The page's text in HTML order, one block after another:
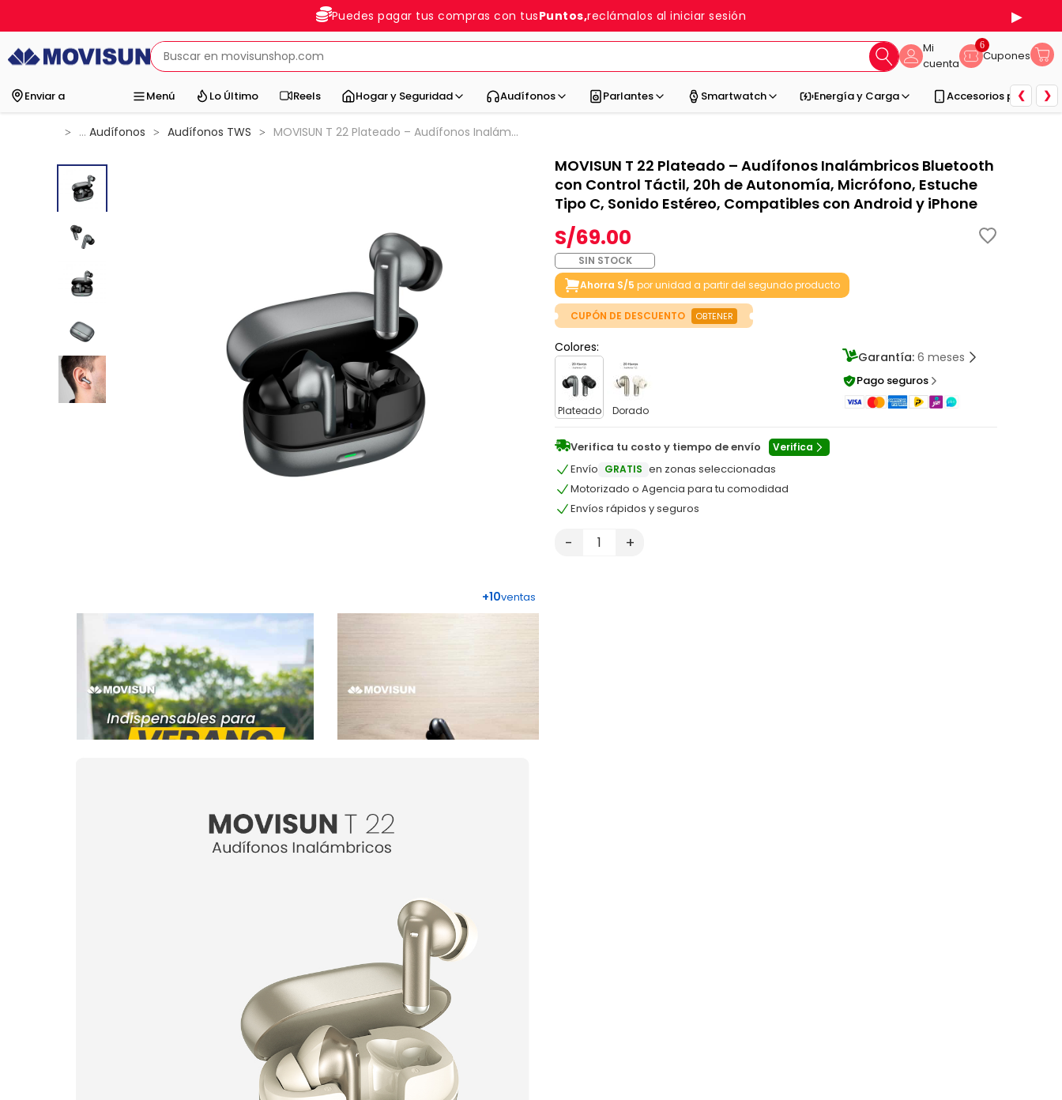
Puedes pagar tus compras con tusPuntos,reclámalos al iniciar sesión ▶
Mi
cuenta
Cupones
6
Enviar a Menú Lo Último Reels Hogar y Seguridad Audífonos Parlantes Smartwatch Energía y Carga Accesorios para
❮ ❯
> ... Audífonos > Audífonos TWS > MOVISUN T 22 Plateado – Audífonos Inalám...
+10ventas
▶
Demostrativo T 22 Unboxing T 22
MOVISUN T 22 Plateado – Audífonos Inalámbricos Bluetooth
con Control Táctil, 20h de Autonomía, Micrófono, Estuche
Tipo C, Sonido Estéreo, Compatibles con Android y iPhone
S/69.00
SIN STOCK
Ahorra S/5 por unidad a partir del segundo producto
CUPÓN DE DESCUENTO OBTENER
Colores:
Plateado Dorado
Garantía: 6 meses
Pago seguros
Verifica tu costo y tiempo de envío Verifica
Envío GRATIS en zonas seleccionadas
Motorizado o Agencia para tu comodidad
Envíos rápidos y seguros
- +